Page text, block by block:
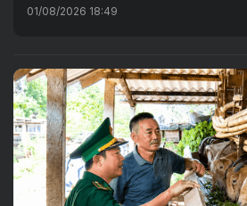
01/08/2026 18:49